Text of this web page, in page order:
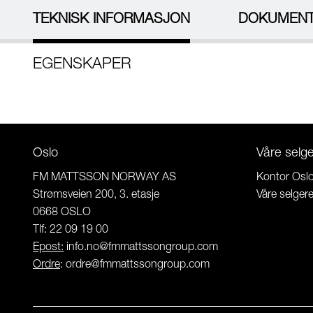
TEKNISK INFORMASJON
EGENSKAPER
Oslo
FM MATTSSON NORWAY AS
Strømsveien 200, 3. etasje
0668 OSLO
Tlf: 22 09 19 00
Epost: info.no@fmmattssongroup.com
Ordre: ordre@fmmattssongroup.com
Våre
Kontor
Våre selgere